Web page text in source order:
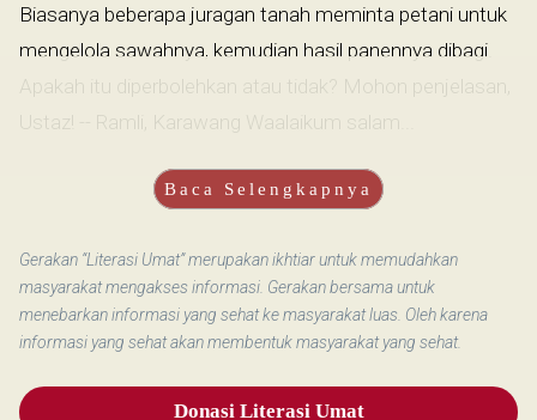
Biasanya beberapa juragan tanah meminta petani untuk
mengelola sawahnya, kemudian hasil panennya dibagi.
Apakah itu diperbolehkan atau tidak? Mohon penjelasan,
Ustaz! -- Ramli, Karawang Waalaikum salam...
Baca Selengkapnya
Gerakan “Literasi Umat” merupakan ikhtiar untuk memudahkan
masyarakat mengakses informasi. Gerakan bersama untuk
menebarkan informasi yang sehat ke masyarakat luas. Oleh karena
informasi yang sehat akan membentuk masyarakat yang sehat.
Donasi Literasi Umat